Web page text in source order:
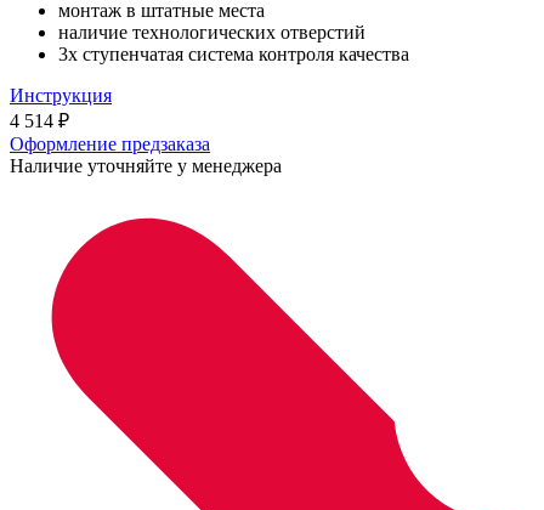
монтаж в штатные места
наличие технологических отверстий
3х ступенчатая система контроля качества
Инструкция
4 514 ₽
Оформление предзаказа
Наличие уточняйте у менеджера